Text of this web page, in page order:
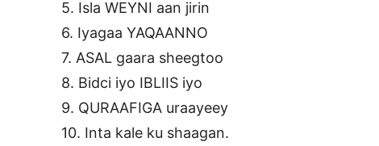
5. Isla WEYNI aan jirin
6. Iyagaa YAQAANNO
7. ASAL gaara sheegtoo
8. Bidci iyo IBLIIS iyo
9. QURAAFIGA uraayeey
10. Inta kale ku shaagan.